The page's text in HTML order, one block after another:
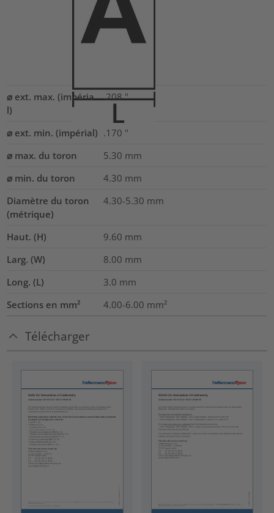
⌀ ext. max. (impéria
l)
.208 "
⌀ ext. min. (impérial) .170 "
⌀ max. du toron
5.30 mm
⌀ min. du toron
4.30 mm
Diamètre du toron
(métrique)
4.30-5.30 mm
Haut. (H) 9.60 mm
Larg. (W)
8.00 mm
Long. (L)
3.0 mm
Sections en mm²
4.00-6.00 mm²
Télécharger